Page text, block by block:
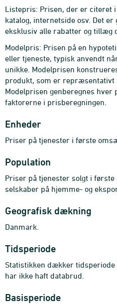
Listepris: Prisen, der er citeret
katalog, internetside osv. Det
eksklusiv alle rabatter og tillæg
Modelpris: Prisen på en
eller tjeneste, typisk anvendt
unikke. Modelprisen
produkt, som er repræsentativt
Modelprisen genberegnes hver
faktorerne i prisberegningen.
Enheder
Priser på tjenester i første
Population
Priser på tjenester solgt i
selskaber på hjemme- og
Geografisk dækning
Danmark.
Tidsperiode
Statistikken dækker
har ikke haft databrud.
Basisperiode